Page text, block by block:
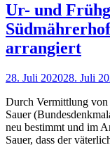
Ur- und
arrangiert
28. Juli 202028. Juli
Durch Vermittlung
Sauer
neu bestimmt und im
Sauer, dass der